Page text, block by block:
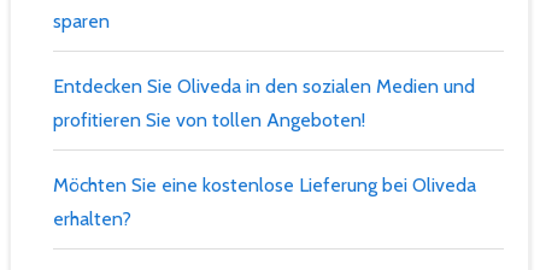
sparen
Entdecken Sie Oliveda in den sozialen Medien und
profitieren Sie von tollen Angeboten!
Möchten Sie eine kostenlose Lieferung bei Oliveda
erhalten?